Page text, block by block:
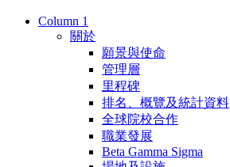
Column 1
關於
願景與使命
管理層
里程碑
排名、概覽及統計資料
全球院校合作
職業發展
Beta Gamma Sigma